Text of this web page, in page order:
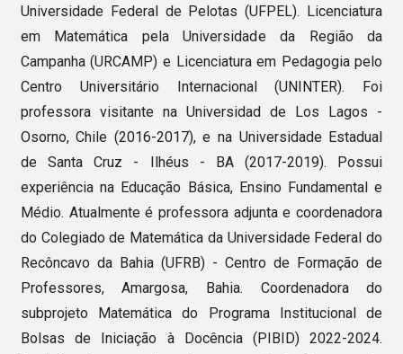
Universidade Federal de Pelotas (UFPEL). Licenciatura
em Matemática pela Universidade da Região da
Campanha (URCAMP) e Licenciatura em Pedagogia pelo
Centro Universitário Internacional (UNINTER). Foi
professora visitante na Universidad de Los Lagos -
Osorno, Chile (2016-2017), e na Universidade Estadual
de Santa Cruz - Ilhéus - BA (2017-2019). Possui
experiência na Educação Básica, Ensino Fundamental e
Médio. Atualmente é professora adjunta e coordenadora
do Colegiado de Matemática da Universidade Federal do
Recôncavo da Bahia (UFRB) - Centro de Formação de
Professores, Amargosa, Bahia. Coordenadora do
subprojeto Matemática do Programa Institucional de
Bolsas de Iniciação à Docência (PIBID) 2022-2024.